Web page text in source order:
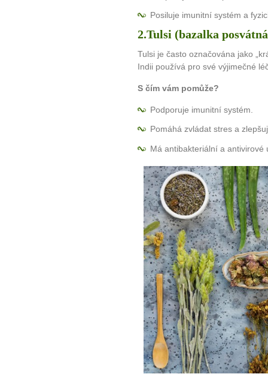
Posiluje imunitní systém a
2.Tulsi (bazalka
Tulsi je často označována jako
Indii používá pro své výjimečné
S čím vám pomůže?
Podporuje imunitní systém.
Pomáhá zvládat stres a
Má antibakteriální a antivirové